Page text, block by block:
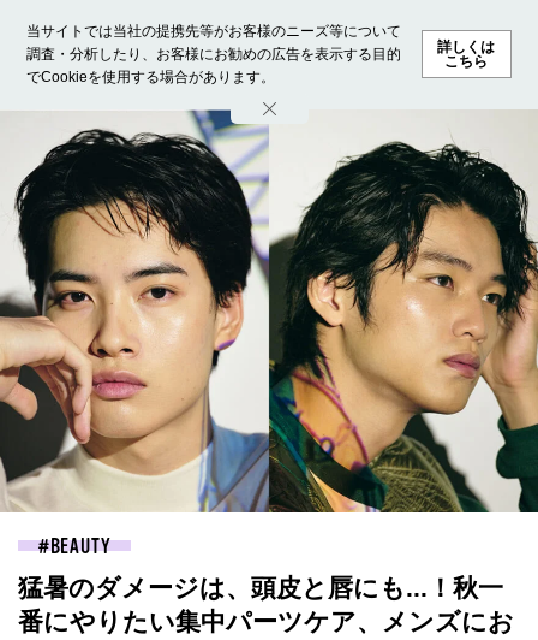
当サイトでは当社の提携先等がお客様のニーズ等について
調査・分析したり、お客様にお勧めの広告を表示する目的
でCookieを使用する場合があります。
詳しくは
こちら
ホーム モデル募集 ランキング ファッション ビューテ
BEAUTY
猛暑のダメージは、頭皮と唇にも...！秋一
番にやりたい集中パーツケア、メンズにお